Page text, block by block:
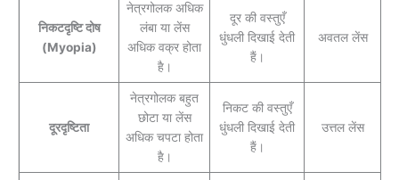
निकटदृष्टि दोष
(Myopia)
नेत्रगोलक अधिक
लंबा या लेंस
अधिक वक्र होता
है।
दूर की वस्तुएँ
धुंधली दिखाई देती
हैं।
अवतल लेंस
दूरदृष्टिता
नेत्रगोलक बहुत
छोटा या लेंस
अधिक चपटा होता
है।
निकट की वस्तुएँ
धुंधली दिखाई देती
हैं।
उत्तल लेंस